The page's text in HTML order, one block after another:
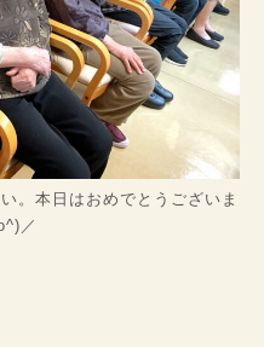
。本日はおめでとうございま
／